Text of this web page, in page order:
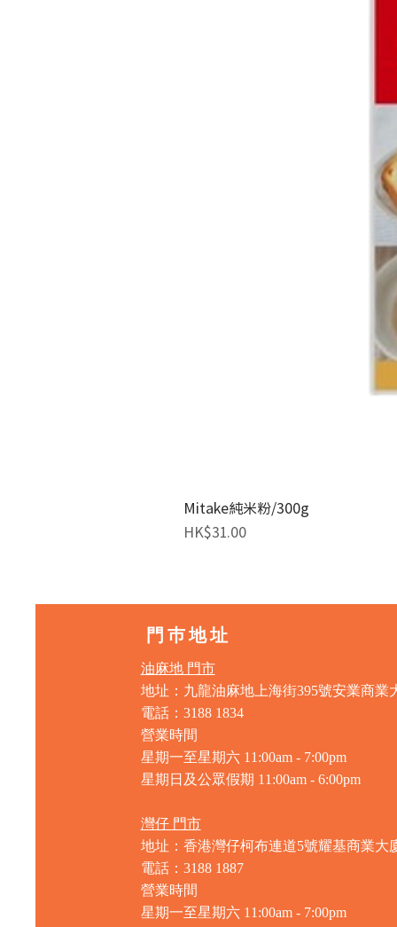
Mitake純米粉/300g
價格
HK$31.00
門巿地址
油麻地 門市
地址：九龍油麻地上海街395號安業商業
電話：3188 1834
營業時間
星期一至星期六 11:00am - 7:00pm
星期日及公眾假期 11:00am - 6:00pm
灣仔 門市
地址：香港灣仔柯布連道5號耀基商業大
電話：3188 1887
營業時間
星期一至星期六 11:00am - 7:00pm